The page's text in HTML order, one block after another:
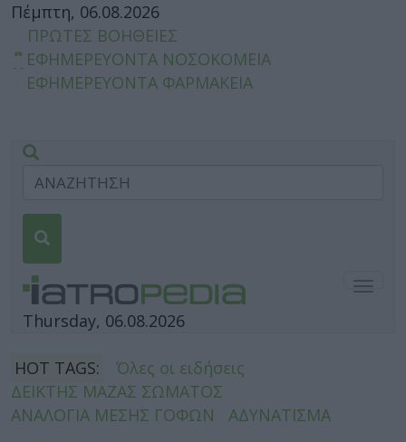
Πέμπτη, 06.08.2026
ΠΡΩΤΕΣ ΒΟΗΘΕΙΕΣ
ΕΦΗΜΕΡΕΥΟΝΤΑ ΝΟΣΟΚΟΜΕΙΑ
ΕΦΗΜΕΡΕΥΟΝΤΑ ΦΑΡΜΑΚΕΙΑ
Thursday, 06.08.2026
HOT TAGS:
Όλες οι ειδήσεις
ΔΕΙΚΤΗΣ ΜΑΖΑΣ ΣΩΜΑΤΟΣ
ΑΝΑΛΟΓΙΑ ΜΕΣΗΣ ΓΟΦΩΝ
ΑΔΥΝΑΤΙΣΜΑ